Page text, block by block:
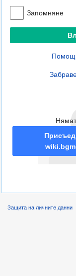
Запомняне
Помощ
Защита на личните данни